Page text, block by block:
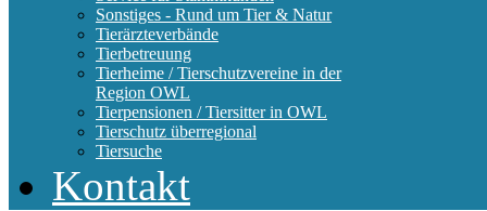
Sonstiges - Rund um Tier & Natur
Tierärzteverbände
Tierbetreuung
Tierheime / Tierschutzvereine in der
Region OWL
Tierpensionen / Tiersitter in OWL
Tierschutz überregional
Tiersuche
Kontakt